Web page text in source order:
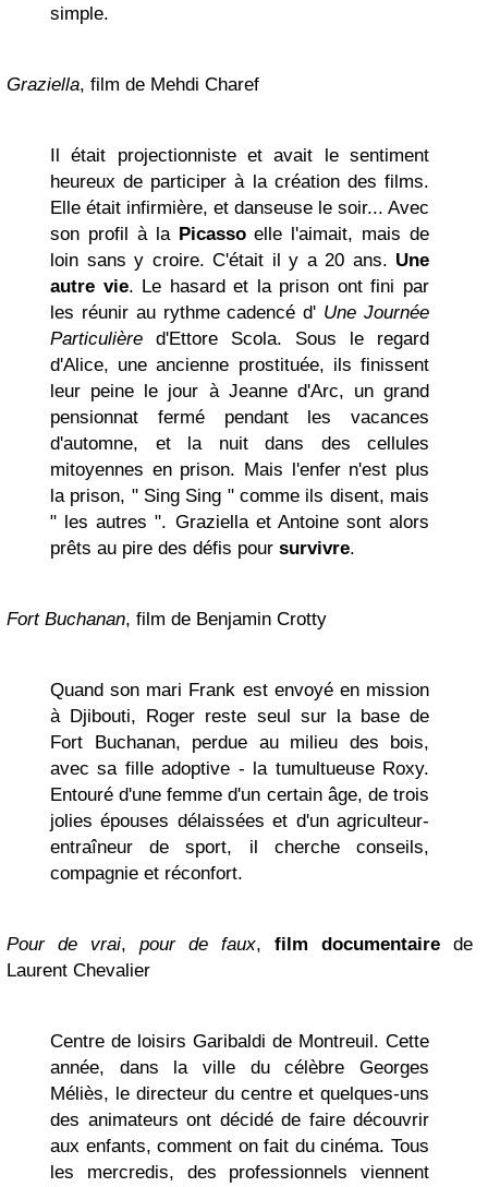
simple.
Graziella, film de Mehdi Charef
Il était projectionniste et avait le sentiment
heureux de participer à la création des films.
Elle était infirmière, et danseuse le soir... Avec
son profil à la Picassoelle l'aimait, mais de
loin sans y croire. C'était il y a 20 ans. Une
autre vie. Le hasard et la prison ont fini par
les réunir au rythme cadencé d' Une Journée
Particulière d'Ettore Scola. Sous le regard
d'Alice, une ancienne prostituée, ils finissent
leur peine le jour à Jeanne d'Arc, un grand
pensionnat fermé pendant les vacances
d'automne, et la nuit dans des cellules
mitoyennes en prison. Mais l'enfer n'est plus
la prison, " Sing Sing " comme ils disent, mais
" les autres ". Graziella et Antoine sont alors
prêts au pire des défis pour survivre.
Fort Buchanan, film de Benjamin Crotty
Quand son mari Frank est envoyé en mission
à Djibouti, Roger reste seul sur la base de
Fort Buchanan, perdue au milieu des bois,
avec sa fille adoptive - la tumultueuse Roxy.
Entouré d'une femme d'un certain âge, de trois
jolies épouses délaissées et d'un agriculteur-
entraîneur de sport, il cherche conseils,
compagnie et réconfort.
Pour de vrai, pour de faux, film documentaire de
Laurent Chevalier
Centre de loisirs Garibaldi de Montreuil. Cette
année, dans la ville du célèbre Georges
Méliès, le directeur du centre et quelques-uns
des animateurs ont décidé de faire découvrir
aux enfants, comment on fait du cinéma. Tous
les mercredis, des professionnels viennent